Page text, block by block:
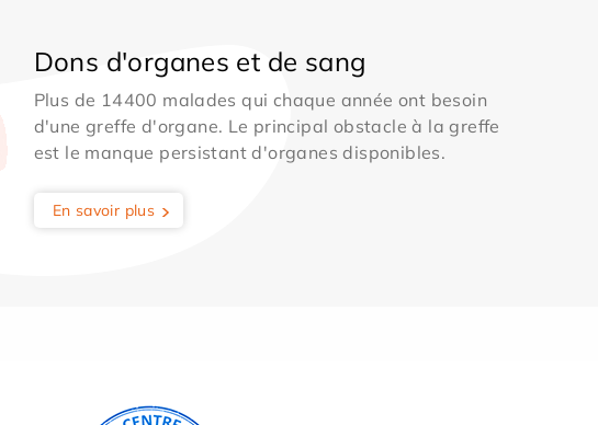
Dons d'organes et de sang
Plus de 14400 malades qui chaque année ont besoin
d'une greffe d'organe. Le principal obstacle à la greffe
est le manque persistant d'organes disponibles.
En savoir plus